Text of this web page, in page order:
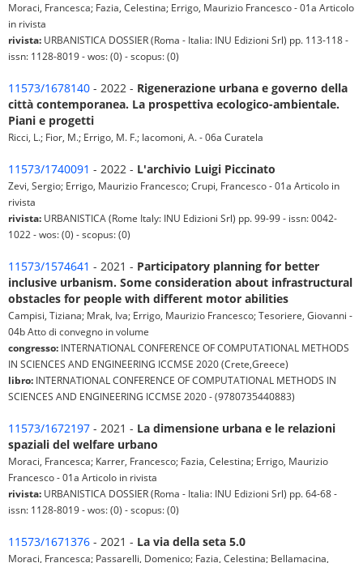
Moraci, Francesca; Fazia, Celestina; Errigo, Maurizio Francesco - 01a Articolo
in rivista
rivista: URBANISTICA DOSSIER (Roma - Italia: INU Edizioni Srl) pp. 113-118 -
issn: 1128-8019 - wos: (0) - scopus: (0)
11573/1678140 - 2022 - Rigenerazione urbana e governo della
città contemporanea. La prospettiva ecologico-ambientale.
Piani e progetti
Ricci, L.; Fior, M.; Errigo, M. F.; Iacomoni, A. - 06a Curatela
11573/1740091 - 2022 - L'archivio Luigi Piccinato
Zevi, Sergio; Errigo, Maurizio Francesco; Crupi, Francesco - 01a Articolo in
rivista
rivista: URBANISTICA (Rome Italy: INU Edizioni Srl) pp. 99-99 - issn: 0042-
1022 - wos: (0) - scopus: (0)
11573/1574641 - 2021 - Participatory planning for better
inclusive urbanism. Some consideration about infrastructural
obstacles for people with different motor abilities
Campisi, Tiziana; Mrak, Iva; Errigo, Maurizio Francesco; Tesoriere, Giovanni -
04b Atto di convegno in volume
congresso: INTERNATIONAL CONFERENCE OF COMPUTATIONAL METHODS
IN SCIENCES AND ENGINEERING ICCMSE 2020 (Crete,Greece)
libro: INTERNATIONAL CONFERENCE OF COMPUTATIONAL METHODS IN
SCIENCES AND ENGINEERING ICCMSE 2020 - (9780735440883)
11573/1672197 - 2021 - La dimensione urbana e le relazioni
spaziali del welfare urbano
Moraci, Francesca; Karrer, Francesco; Fazia, Celestina; Errigo, Maurizio
Francesco - 01a Articolo in rivista
rivista: URBANISTICA DOSSIER (Roma - Italia: INU Edizioni Srl) pp. 64-68 -
issn: 1128-8019 - wos: (0) - scopus: (0)
11573/1671376 - 2021 - La via della seta 5.0
Moraci, Francesca; Passarelli, Domenico; Fazia, Celestina; Bellamacina,